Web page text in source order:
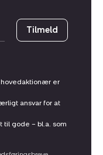
Tilmeld
hovedaktionær er
ansvar for at
til gode – bl.a. som